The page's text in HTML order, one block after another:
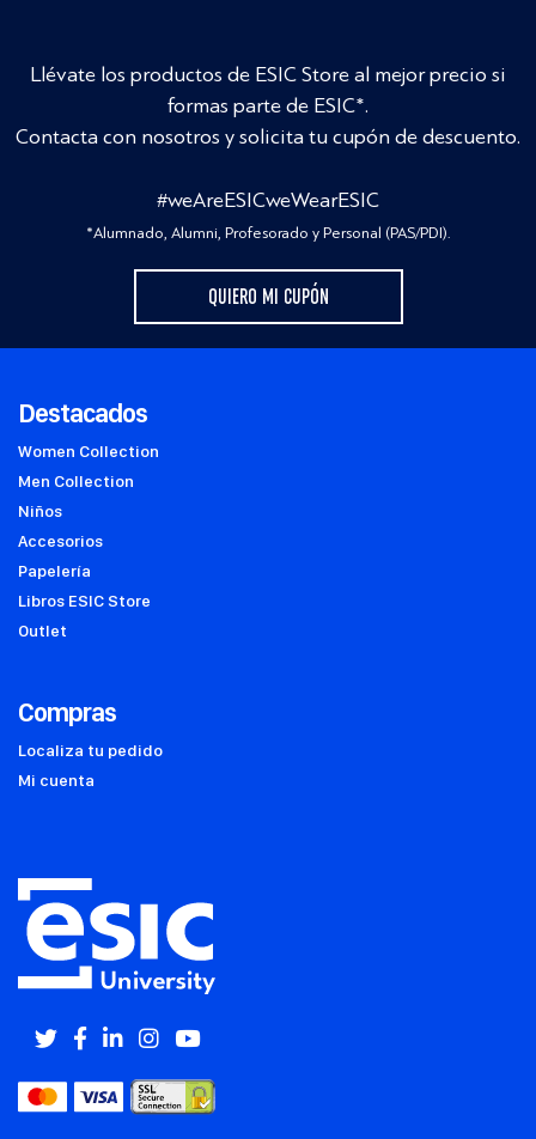
Llévate los productos de ESIC Store al mejor precio si
formas parte de ESIC*.
Contacta con nosotros y solicita tu cupón de descuento.
#weAreESICweWearESIC
*Alumnado, Alumni, Profesorado y Personal (PAS/PDI).
QUIERO MI CUPÓN
Destacados
Women Collection
Men Collection
Niños
Accesorios
Papelería
Libros ESIC Store
Outlet
Compras
Localiza tu pedido
Mi cuenta